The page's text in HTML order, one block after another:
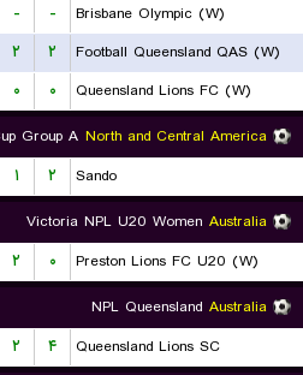
Brisbane Olympic (W)
-
-
Football Queensland QAS (W)
۲ ۲
Queensland Lions FC (W)
۰ ۰
North and Central America
Group A
Sando
۲ ۱
Australia
Victoria NPL U20 Women
Preston Lions FC U20 (W)
۰ ۲
Australia
NPL Queensland
Queensland Lions SC
۴ ۲